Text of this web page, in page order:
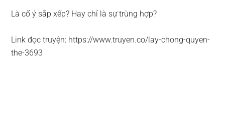
Là cố ý sắp xếp? Hay chỉ là sự trùng hợp?
Link đọc truyện: https://www.truyen.co/lay-chong-quyen-
the-3693